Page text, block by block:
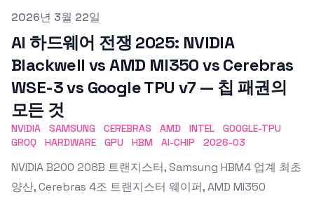
Published on
2026년 3월 22일
AI 하드웨어 전쟁 2025: NVIDIA
Blackwell vs AMD MI350 vs Cerebras
WSE-3 vs Google TPU v7 — 칩 패권의
모든 것
NVIDIA SAMSUNG CEREBRAS AMD INTEL
GOOGLE-TPU
GROQ
HARDWARE GPU HBM AI-CHIP 2026-03
NVIDIA B200 208B 트랜지스터, Samsung HBM4 업계 최초
양산, Cerebras 4조 트랜지스터 웨이퍼, AMD MI350